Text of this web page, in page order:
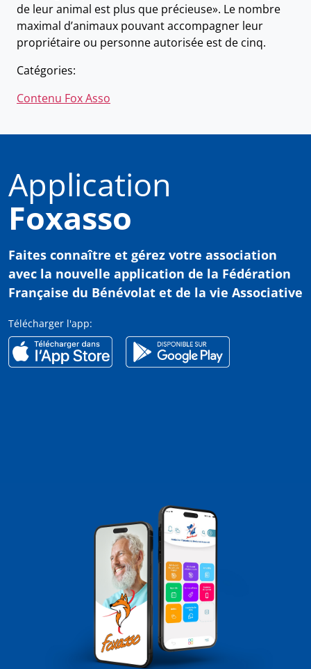
de leur animal est plus que précieuse». Le nombre
maximal d’animaux pouvant accompagner leur
propriétaire ou personne autorisée est de cinq.
Catégories:
Contenu Fox Asso
Application
Foxasso
Faites connaître et gérez votre association
avec la nouvelle application de la Fédération
Française du Bénévolat et de la vie Associative
Télécharger l'app: